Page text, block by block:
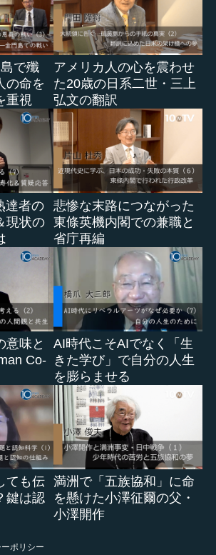
で殲
の命を
重視
アメリカ人の心を震わせ
た20歳の日系二世・三上
弘文の翻訳
達者の
現状の
悲惨な末路につながった
東條英機内閣での兼職と
省庁再編
意味と
Co-
AI時代こそAIでなく「生
きた学び」で自分の人生
を膨らませる
ても伝
鍵は認
満洲で「五族協和」に命
を懸けた小澤征爾の父・
小澤開作
ポリシー